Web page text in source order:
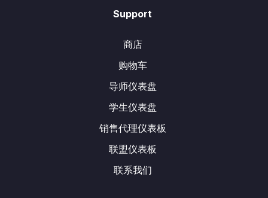
Support
商店
购物车
导师仪表盘
学生仪表盘
销售代理仪表板
联盟仪表板
联系我们